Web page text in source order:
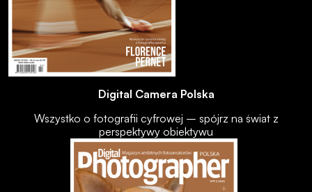
Digital Camera Polska
Wszystko o fotografii cyfrowej – spójrz na świat z
perspektywy obiektywu